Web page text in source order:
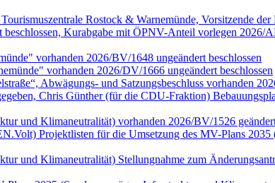
Rostock & Warnemünde, Vorsitzende
Kurabgabe mit ÖPNV-Anteil vorlegen 2026/
vorhanden 2026/BV/1648 ungeändert beschlossen
vorhanden 2026/DV/1666 ungeändert beschlossen
Abwägungs- und Satzungsbeschluss vorhanden
Chris Günther (für die CDU-Fraktion)
und Klimaneutralität) vorhanden 2026/BV/1526
Projektlisten für die Umsetzung des MV-Plans 2035
und Klimaneutralität) Stellungnahme zum